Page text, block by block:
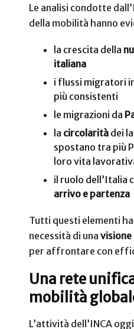
Le analisi condotte
della mobilità hanno
la crescita della
italiana
i flussi migratori
più consistenti
le migrazioni da
la circolaritàdei
spostano tra più
loro vita
il ruolo dell’Italia
arrivo e partenza
Tutti questi elementi
necessità di una
per affrontare con
Una rete
mobilità
L’attività dell’INCA